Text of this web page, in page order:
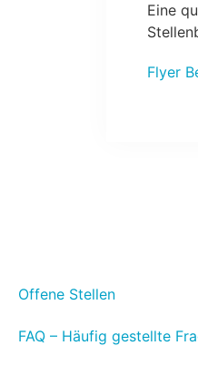
Eine
Flyer
Offene Stellen
FAQ – Häufig gestellte